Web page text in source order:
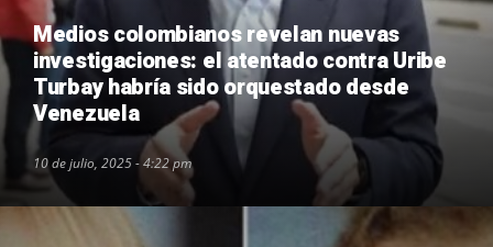
Medios colombianos revelan nuevas
investigaciones: el atentado contra Uribe
Turbay habría sido orquestado desde
Venezuela
10 de julio, 2025 - 4:22 pm